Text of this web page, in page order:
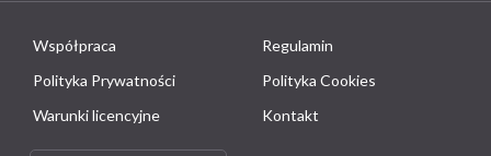
Współpraca
Regulamin
Polityka Prywatności
Polityka Cookies
Warunki licencyjne
Kontakt